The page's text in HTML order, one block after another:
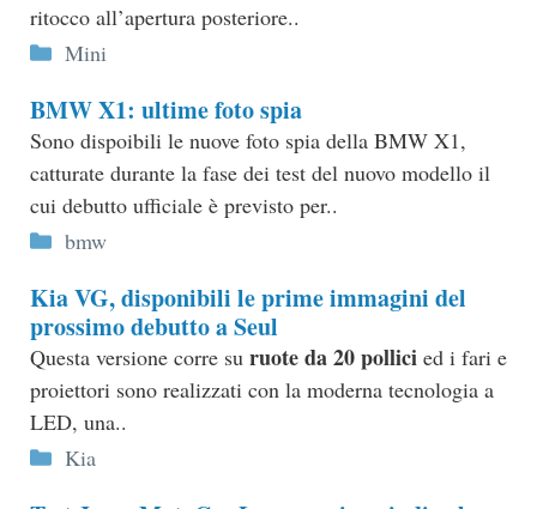
ritocco all’apertura posteriore..
Categorie
Mini
BMW X1: ultime foto spia
Sono dispoibili le nuove foto spia della BMW X1,
catturate durante la fase dei test del nuovo modello il
cui debutto ufficiale è previsto per..
Categorie
bmw
Kia VG, disponibili le prime immagini del
prossimo debutto a Seul
Questa versione corre su ruote da 20 pollici ed i fari e
proiettori sono realizzati con la moderna tecnologia a
LED, una..
Categorie
Kia